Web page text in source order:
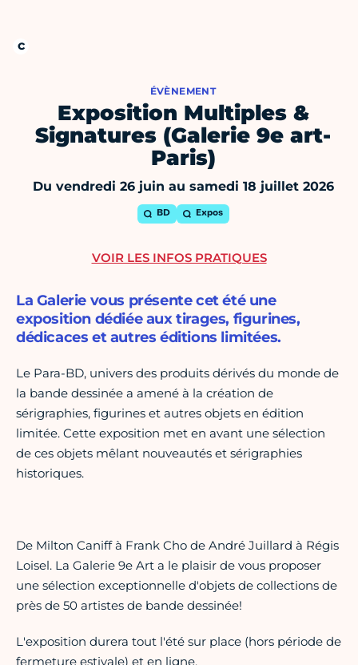
ÉVÈNEMENT
Exposition Multiples &
Signatures (Galerie 9e art-
Paris)
Du vendredi 26 juin au samedi 18 juillet 2026
BD Expos
La Galerie vous présente cet été une
exposition dédiée aux tirages, figurines,
dédicaces et autres éditions limitées.
Le Para-BD, univers des produits dérivés du monde de
la bande dessinée a amené à la création de
sérigraphies, figurines et autres objets en édition
limitée. Cette exposition met en avant une sélection
de ces objets mêlant nouveautés et sérigraphies
historiques.
De Milton Caniff à Frank Cho de André Juillard à Régis
Loisel. La Galerie 9e Art a le plaisir de vous proposer
une sélection exceptionnelle d'objets de collections de
près de 50 artistes de bande dessinée!
L'exposition durera tout l'été sur place (hors période de
fermeture estivale) et en ligne.
VOIR LES INFOS PRATIQUES